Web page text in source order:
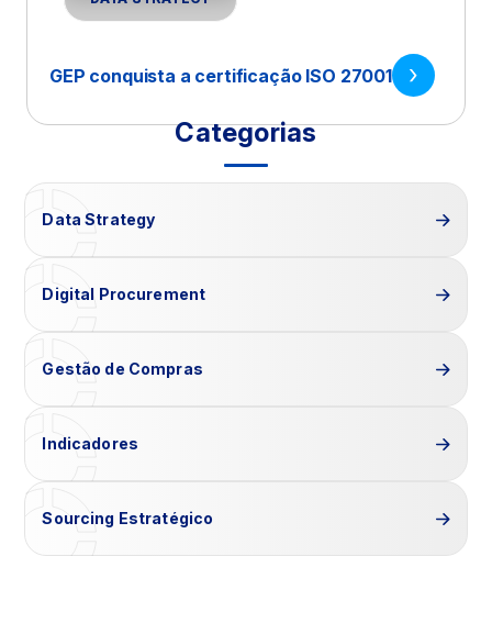
GEP conquista a certificação ISO 27001
Categorias
Data Strategy
Digital Procurement
Gestão de Compras
Indicadores
Sourcing Estratégico